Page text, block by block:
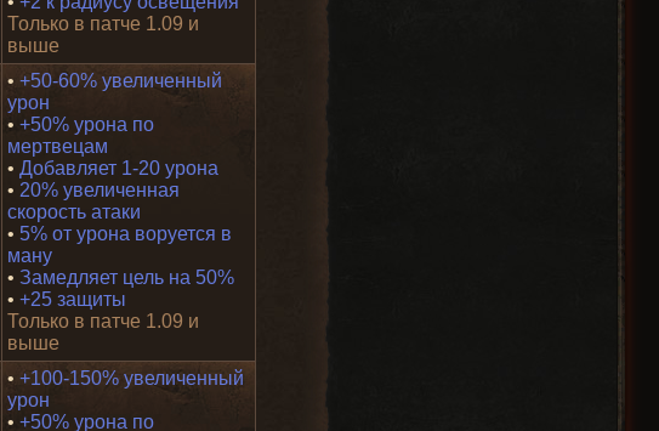
Только в патче 1.09 и
выше
• +50-60% увеличенный
урон
• +50% урона по
мертвецам
• Добавляет 1-20 урона
• 20% увеличенная
скорость атаки
• 5% от урона воруется в
ману
• Замедляет цель на 50%
• +25 защиты
Только в патче 1.09 и
выше
• +100-150% увеличенный
урон
• +50% урона по